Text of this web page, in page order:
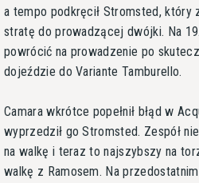
a tempo podkręcił Stromsted, który
stratę do prowadzącej dwójki. Na 19.
powrócić na prowadzenie po
dojeździe do Variante Tamburello.
Camara wkrótce popełnił błąd w
wyprzedził go Stromsted. Zespół
na walkę i teraz to najszybszy na
walkę z Ramosem. Na